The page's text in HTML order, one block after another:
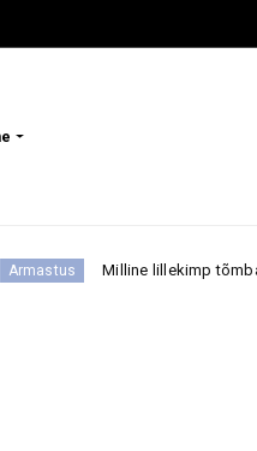
tõmbab sind kõige